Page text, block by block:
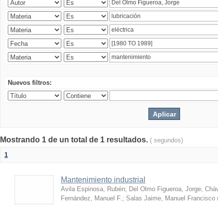
Nuevos filtros:
Mostrando 1 de un total de 1 resultados. ( segundos)
1
Mantenimiento industrial
Avila Espinosa, Rubén; Del Olmo Figueroa, Jorge;
Fernández, Manuel F.; Salas Jaime, Manuel Francisco